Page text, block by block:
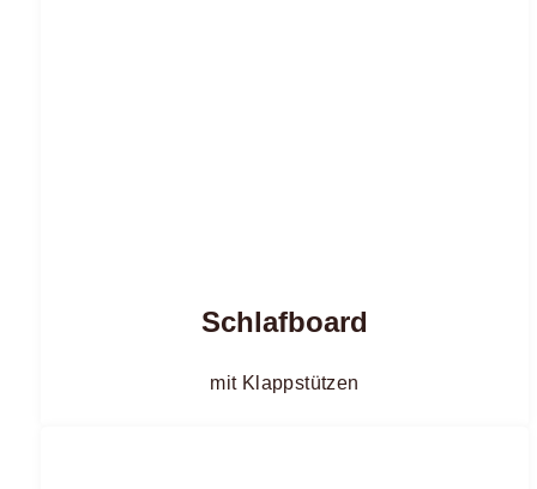
Schlafboard
mit Klappstützen